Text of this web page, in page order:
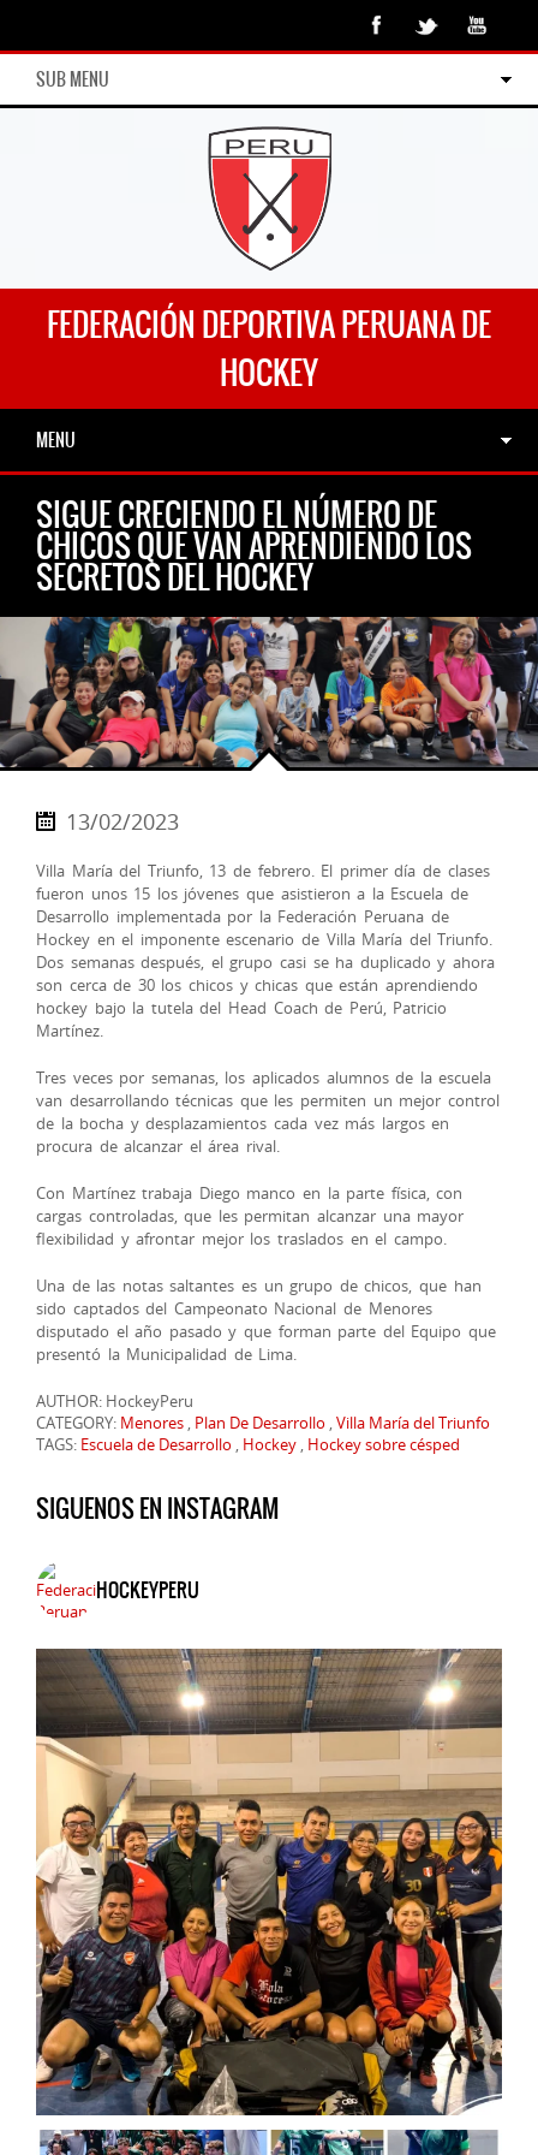
SUB MENU
FEDERACIÓN DEPORTIVA PERUANA DE
HOCKEY
MENU
SIGUE CRECIENDO EL NÚMERO DE
CHICOS QUE VAN APRENDIENDO LOS
SECRETOS DEL HOCKEY
13/02/2023
Villa María del Triunfo, 13 de febrero. El primer día de clases
fueron unos 15 los jóvenes que asistieron a la Escuela de
Desarrollo implementada por la Federación Peruana de
Hockey en el imponente escenario de Villa María del Triunfo.
Dos semanas después, el grupo casi se ha duplicado y ahora
son cerca de 30 los chicos y chicas que están aprendiendo
hockey bajo la tutela del Head Coach de Perú, Patricio
Martínez.
Tres veces por semanas, los aplicados alumnos de la escuela
van desarrollando técnicas que les permiten un mejor control
de la bocha y desplazamientos cada vez más largos en
procura de alcanzar el área rival.
Con Martínez trabaja Diego manco en la parte física, con
cargas controladas, que les permitan alcanzar una mayor
flexibilidad y afrontar mejor los traslados en el campo.
Una de las notas saltantes es un grupo de chicos, que han
sido captados del Campeonato Nacional de Menores
disputado el año pasado y que forman parte del Equipo que
presentó la Municipalidad de Lima.
AUTHOR: HockeyPeru
CATEGORY: Menores , Plan De Desarrollo ,Villa María del Triunfo
TAGS: Escuela de Desarrollo , Hockey , Hockey sobre césped
SIGUENOS EN INSTAGRAM
HOCKEYPERU